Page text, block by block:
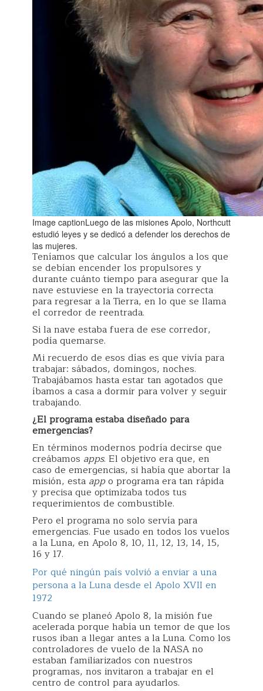
Image captionLuego de las misiones Apolo, Northcutt
estudió leyes y se dedicó a defender los derechos de
las mujeres.
Teníamos que calcular los ángulos a los que
se debían encender los propulsores y
durante cuánto tiempo para asegurar que la
nave estuviese en la trayectoria correcta
para regresar a la Tierra, en lo que se llama
el corredor de reentrada.
Si la nave estaba fuera de ese corredor,
podía quemarse.
Mi recuerdo de esos días es que vivía para
trabajar: sábados, domingos, noches.
Trabajábamos hasta estar tan agotados que
íbamos a casa a dormir para volver y seguir
trabajando.
¿El programa estaba diseñado para
emergencias?
En términos modernos podría decirse que
creábamos apps. El objetivo era que, en
caso de emergencias, si había que abortar la
misión, esta appo programa era tan rápida
y precisa que optimizaba todos tus
requerimientos de combustible.
Pero el programa no solo servía para
emergencias. Fue usado en todos los vuelos
a la Luna, en Apolo 8, 10, 11, 12, 13, 14, 15,
16 y 17.
Por qué ningún país volvió a enviar a una
persona a la Luna desde el Apolo XVII en
1972
Cuando se planeó Apolo 8, la misión fue
acelerada porque había un temor de que los
rusos iban a llegar antes a la Luna. Como los
controladores de vuelo de la NASA no
estaban familiarizados con nuestros
programas, nos invitaron a trabajar en el
centro de control para ayudarlos.